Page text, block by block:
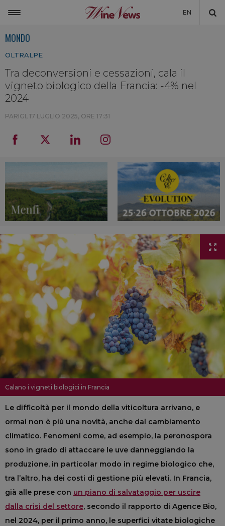
EN
NON SOLO VINO
LA CANTINA DI WINENEWS
DICONO DI NOI
MONDO
OLTRALPE
Tra deconversioni e cessazioni, cala il
vigneto biologico della Francia: -4% nel
2024
PARIGI, 17 LUGLIO 2025, ORE 17:31
Calano i vigneti biologici in Francia
Le difficoltà per il mondo della viticoltura arrivano, e
ormai non è più una novità, anche dal cambiamento
climatico. Fenomeni come, ad esempio, la peronospora
sono in grado di attaccare le uve danneggiando la
produzione, in particolar modo in regime biologico che,
tra l’altro, ha dei costi di gestione più elevati. In Francia,
già alle prese con un piano di salvataggio per uscire
dalla crisi del settore, secondo il rapporto di Agence Bio,
nel 2024, per il primo anno, le superfici vitate biologiche